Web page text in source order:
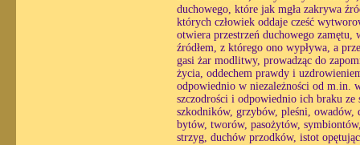
duchowego, które jak mgła zakrywa
których człowiek oddaje cześć
otwiera przestrzeń duchowego zamętu,
źródłem, z którego ono wypływa, a
gasi żar modlitwy, prowadząc do
życia, oddechem prawdy i
odpowiednio w niezależności od m.in.
szczodrości i odpowiednio ich braku
szkodników, grzybów, pleśni,
bytów, tworów, pasożytów,
strzyg, duchów przodków, istot